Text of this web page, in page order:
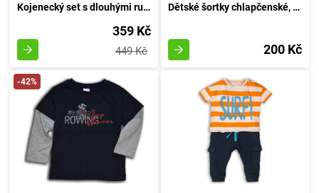
Kojenecký set s dlouhými rukávy, Pidilidi, PD1003, pro dívku - velikost 68/74 | 6-9 měsíců
359 Kč
449 Kč
Dětské šortky chlapčenské, Minoti, DESERT 2, zelené - velikost 92/98 | pro věk 2-3 let
200 Kč
-42%